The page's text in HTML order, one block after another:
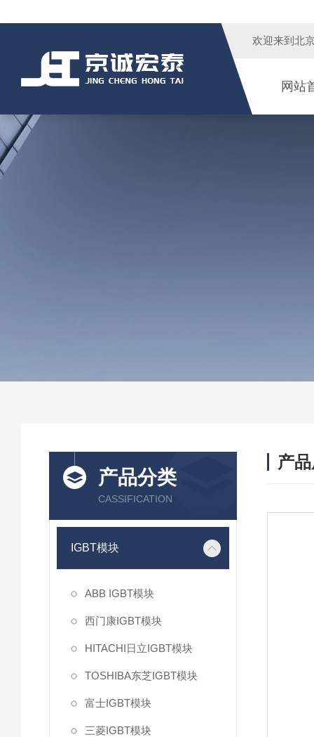
欢迎来到 北
网站
产品分类
CASSIFICATION
IGBT模块
ABB IGBT模块
西门康IGBT模块
HITACHI日立IGBT模块
TOSHIBA东芝IGBT模块
富士IGBT模块
三菱IGBT模块
产